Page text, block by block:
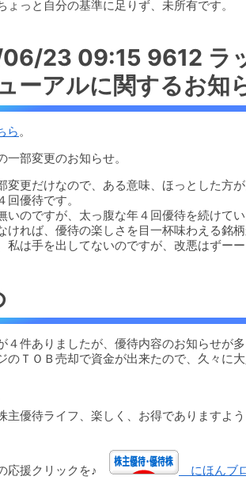
ょっと自分の基準に足りず、未所有です。
23 09:15 9612 ラ
ーアルに関するお知
ら。
一部変更のお知らせ。
変更だけなので、ある意味、ほっとした方
回優待です。
いのですが、太っ腹な年４回優待を続けてい
ければ、優待の楽しさを目一杯味わえる銘柄
私は手を出してないのですが、改悪はずーー
４件ありましたが、優待内容のお知らせが
のＴＯＢ売却で資金が出来たので、久々に
イフ、楽しく、お得でありますよ
応援クリックを♪ にほんブ